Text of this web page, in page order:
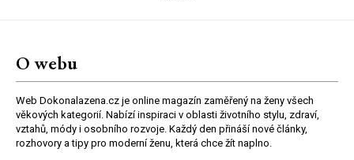
O webu
Web Dokonalazena.cz je online magazín zaměřený na ženy všech
věkových kategorií. Nabízí inspiraci v oblasti životního stylu, zdraví,
vztahů, módy i osobního rozvoje. Každý den přináší nové články,
rozhovory a tipy pro moderní ženu, která chce žít naplno.